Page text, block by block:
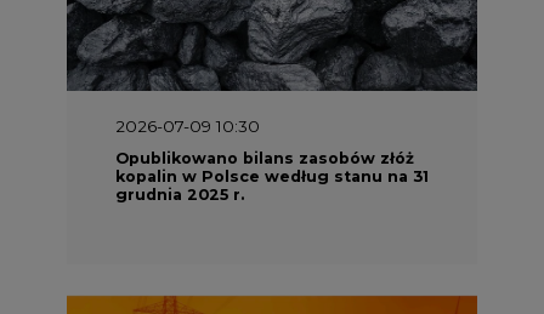
2026-07-09 10:30
Opublikowano bilans zasobów złóż
kopalin w Polsce według stanu na 31
grudnia 2025 r.